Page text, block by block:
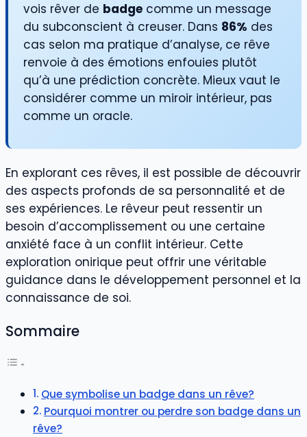
vois rêver de badge comme un message
du subconscient à creuser. Dans 86% des
cas selon ma pratique d’analyse, ce rêve
renvoie à des émotions enfouies plutôt
qu’à une prédiction concrète. Mieux vaut le
considérer comme un miroir intérieur, pas
comme un oracle.
En explorant ces rêves, il est possible de découvrir
des aspects profonds de sa personnalité et de
ses expériences. Le rêveur peut ressentir un
besoin d’accomplissement ou une certaine
anxiété face à un conflit intérieur. Cette
exploration onirique peut offrir une véritable
guidance dans le développement personnel et la
connaissance de soi.
Sommaire
Que symbolise un badge dans un rêve?
Pourquoi montrer ou perdre son badge dans un
rêve?